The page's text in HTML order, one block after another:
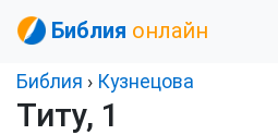
Библия онлайн
Библия › Кузнецова
Титу, 1